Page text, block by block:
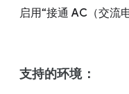
启用“接通 AC（交流
支持的环境：